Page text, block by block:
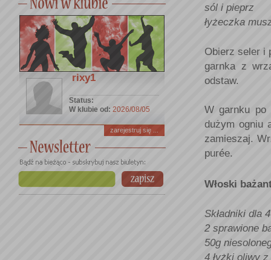
rixy1
Status:
W klubie od: 2026/08/05
zarejestruj się ...
sól i pieprz
łyżeczka
Obierz seler i
garnka z
odstaw.
W garnku po
dużym ogniu
zamieszaj.
purée.
Włoski
Składniki dla
2 sprawione
50g
4 łyżki oliwy